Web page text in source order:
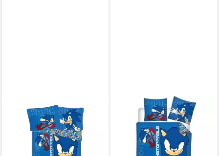
SONIC THE HEDGEHOG
Bettwäsche Set Poly-
Baumwolle Decke &
Kissenbezug 140x200 +
65x65 cm